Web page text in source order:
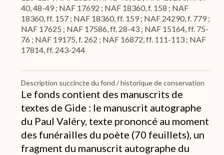
40, 48-49 ; NAF 17692 ; NAF 18360, f. 158 ; NAF
18360, ff. 157 ; NAF 18360, ff. 159 ; NAF 24290, f. 779 ;
NAF 17625 ; NAF 17586, ff. 28-43 ; NAF 15164, ff. 75-
76 ; NAF 19175, f. 262 ; NAF 16872, ff. 111-113 ; NAF
17814, ff. 243-244
Description succincte du fond / historique de conservation
Le fonds contient des manuscrits de
textes de Gide : le manuscrit autographe
du Paul Valéry, texte prononcé au moment
des funérailles du poète (70 feuillets), un
fragment du manuscrit autographe du